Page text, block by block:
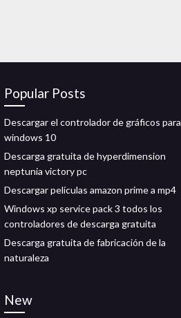
Popular Posts
Descargar el controlador de gráficos para
windows 10
Descarga gratuita de hyperdimension
neptunia victory pc
Descargar películas amazon prime a mp4
Windows xp service pack 3 todos los
controladores de descarga gratuita
Descarga gratuita de fabricación de la
naturaleza
New